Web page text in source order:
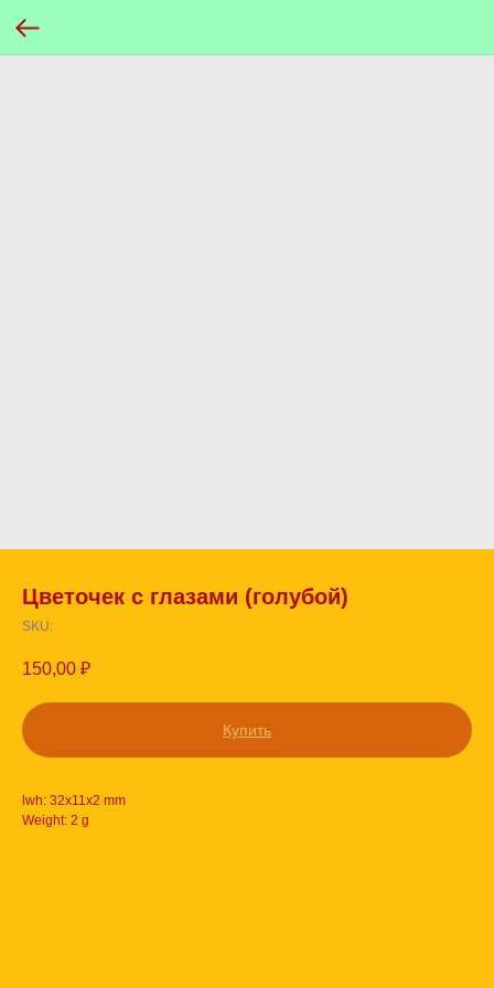
Цветочек с глазами (голубой)
SKU:
150,00 ₽
Купить
lwh: 32x11x2 mm
Weight: 2 g